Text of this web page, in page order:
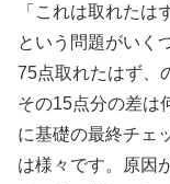
「これは取れた
という問題がいく
75点取れたはず、
その15点分の差は
に基礎の最終チェ
は様々です。原因